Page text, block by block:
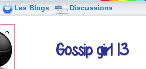
Les Blogs Discussions
Gossip girl 13